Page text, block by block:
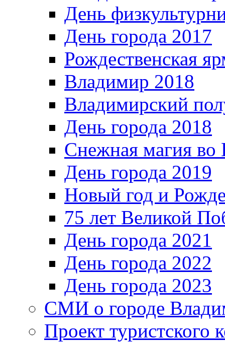
День
День города 2017
Рождественская
Владимир 2018
Владимирский
День города 2018
Снежная магия во
День города 2019
Новый год и
75 лет Великой
День города 2021
День города 2022
День города 2023
СМИ о городе
Проект туристского